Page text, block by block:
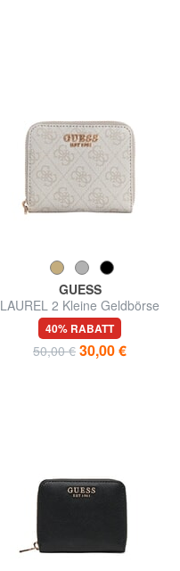
GUESS
LAUREL 2 Kleine Geldbörse
mit Rundum-Reißverschluss
40% RABATT
50,00 € 30,00 €